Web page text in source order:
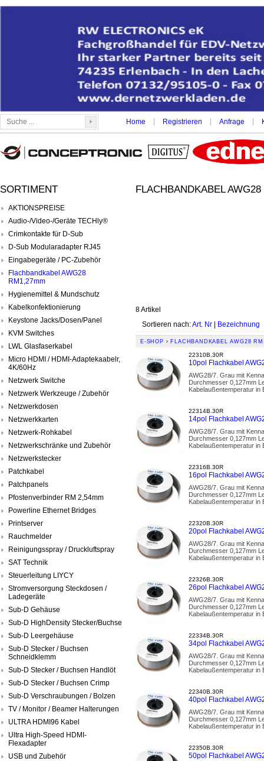
Home Registrieren Anfrage
SORTIMENT
AKTIONSPREISE
Audio-/Video-/Geräte TECHly®
Crimkontakte für D-Sub
D-Sub Modularadapter RJ45
Eingabegeräte / PC-Zubehör
Flachbandkabel AWG28
RM1,27mm
Hygienemittel & Mundschutz
Kabelkonfektionierung
Keystone Jacks/Dosen/Panel
KVM Switches
LWL Glasfaserkabel
Micro HDMI / HDMI-Adaptekaabelr,
4K/60Hz
Netzwerk Switche
Netzwerk Werkzeuge / Zubehör
Netzwerkdosen
Netzwerkkarten
Netzwerk-Rohkabel
Netzwerkschränke und Zubehör
Netzwerkstecker
Patchkabel
Patchpanels
Pfostenverbinder RM 2,54mm
Powerline Ethernet Bridges
Printserver
Rauchmelder
Reinigungsspray / Druckluftspray
SAT Technik
Steuerleitung LIYCY
Stromversorgung Steckdosen /
Ladegeräte
Sub-D Gehäuse
Sub-D HighDensity Stecker/Buchse
Sub-D Leergehäuse
Sub-D Stecker / Buchsen
Schneidklemm
Sub-D Stecker / Buchsen Handlöt
Sub-D Stecker / Buchsen Crimp
Sub-D Verschraubungen / Bolzen
TV / Monitor / Beamer Halterungen
ULTRA HDMI96 Kabel
Ultra High-Speed HDMI-
Flexadapter
USB und Zubehör
FLACHBANDKABEL
8 Artikel
Sortieren nach:Art. Nr | Bezeichnung
E-SHOP › FLACHBANDKABEL AWG28
22310B.30R
10pol Flachkabel
AWG28/7. Grau mit
Durchmesser 0,127mm
Kabelaußentemperatur in
22314B.30R
14pol Flachkabel
AWG28/7. Grau mit
Durchmesser 0,127mm
Kabelaußentemperatur in
22316B.30R
16pol Flachkabel
AWG28/7. Grau mit
Durchmesser 0,127mm
Kabelaußentemperatur in
22320B.30R
20pol Flachkabel
AWG28/7. Grau mit
Durchmesser 0,127mm
Kabelaußentemperatur in
22326B.30R
26pol Flachkabel
AWG28/7. Grau mit
Durchmesser 0,127mm
Kabelaußentemperatur in
22334B.30R
34pol Flachkabel
AWG28/7. Grau mit
Durchmesser 0,127mm
Kabelaußentemperatur in
22340B.30R
40pol Flachkabel
AWG28/7. Grau mit
Durchmesser 0,127mm
Kabelaußentemperatur in
22350B.30R
50pol Flachkabel